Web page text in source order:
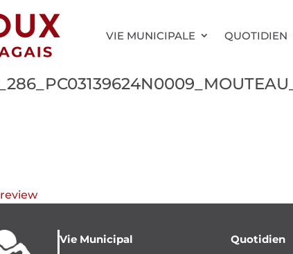
VIE MUNICIPALE QUOTIDIEN
Vie Municipal
Quotidien